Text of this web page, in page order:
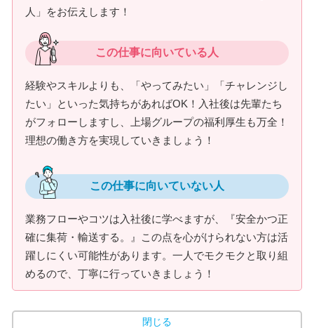
人」をお伝えします！
この仕事に向いている人
経験やスキルよりも、「やってみたい」「チャレンジし
たい」といった気持ちがあればOK！入社後は先輩たち
がフォローしますし、上場グループの福利厚生も万全！
理想の働き方を実現していきましょう！
この仕事に向いていない人
業務フローやコツは入社後に学べますが、『安全かつ正
確に集荷・輸送する。』この点を心がけられない方は活
躍しにくい可能性があります。一人でモクモクと取り組
めるので、丁寧に行っていきましょう！
閉じる